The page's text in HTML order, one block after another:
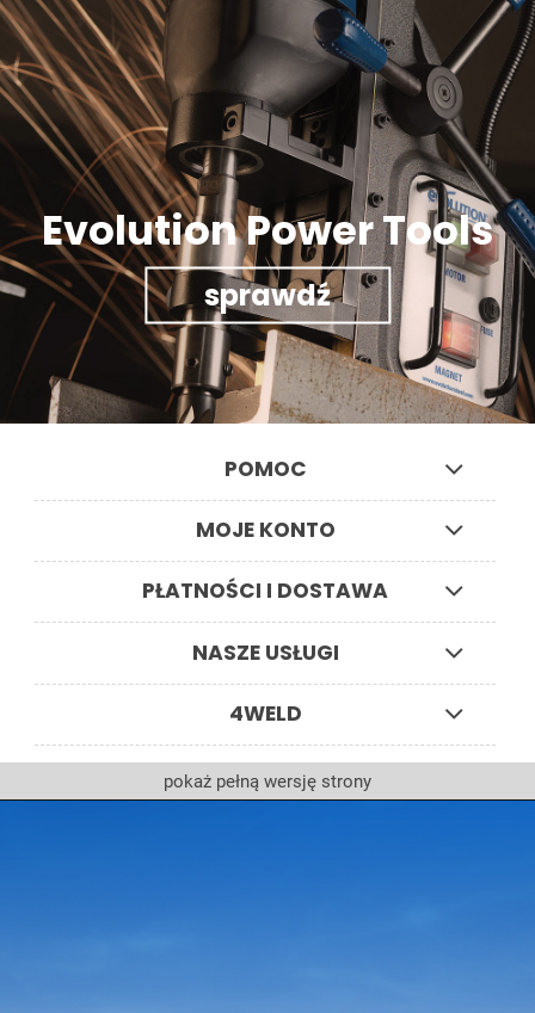
Evolution Power Tools
sprawdź
POMOC
MOJE KONTO
PŁATNOŚCI I DOSTAWA
NASZE USŁUGI
4WELD
pokaż pełną wersję strony